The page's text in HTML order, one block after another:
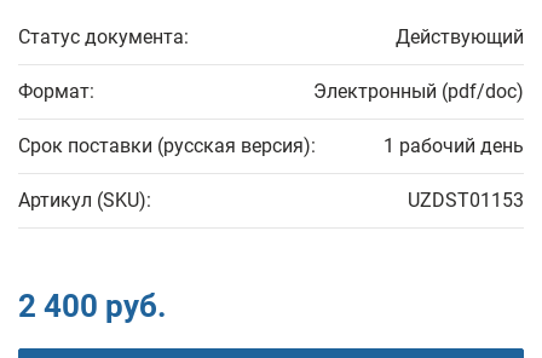
Статус документа: Действующий
Формат: Электронный (pdf/doc)
Срок поставки (русская версия): 1 рабочий день
Артикул (SKU): UZDST01153
2 400 руб.